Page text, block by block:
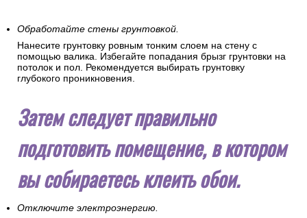
Обработайте стены грунтовкой.
Нанесите грунтовку ровным тонким слоем на стену с
помощью валика. Избегайте попадания брызг грунтовки на
потолок и пол. Рекомендуется выбирать грунтовку
глубокого проникновения.
Затем следует правильно
подготовить помещение, в котором
вы собираетесь клеить обои.
Отключите электроэнергию.